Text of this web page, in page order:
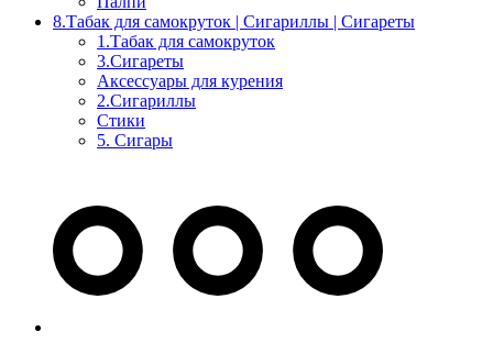
8.Табак для самокруток | Сигариллы | Cигареты
1.Табак для самокруток
3.Сигареты
Аксессуары для курения
2.Сигариллы
Стики
5. Сигары